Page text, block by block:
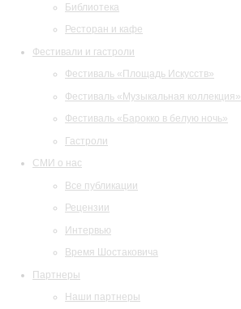
Библиотека
Ресторан и кафе
Фестивали и гастроли
Фестиваль «Площадь Искусств»
Фестиваль «Музыкальная коллекция»
Фестиваль «Барокко в белую ночь»
Гастроли
СМИ о нас
Все публикации
Рецензии
Интервью
Время Шостаковича
Партнеры
Наши партнеры